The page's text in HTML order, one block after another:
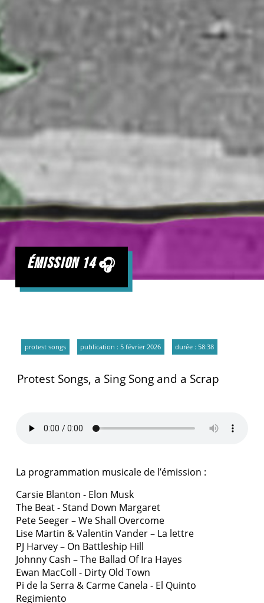
émission 14
protest songs publication : 5 février 2026 durée : 58:38
Protest Songs, a Sing Song and a Scrap
La programmation musicale de l’émission :
Carsie Blanton - Elon Musk
The Beat - Stand Down Margaret
Pete Seeger – We Shall Overcome
Lise Martin & Valentin Vander – La lettre
PJ Harvey – On Battleship Hill
Johnny Cash – The Ballad Of Ira Hayes
Ewan MacColl - Dirty Old Town
Pi de la Serra & Carme Canela - El Quinto
Regimiento